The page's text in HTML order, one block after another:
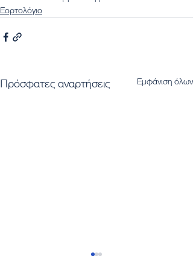
Εορτολόγιο
Πρόσφατες αναρτήσεις Εμφάνιση όλων